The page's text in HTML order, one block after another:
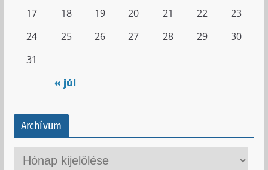
« júl
17
18 19 20 21 22
23
24
25 26 27 28 29
30
31
Archívum